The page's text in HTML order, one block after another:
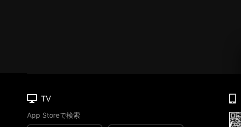
TV
App Storeで検索